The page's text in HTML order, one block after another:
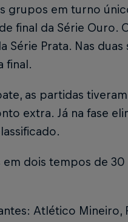
grupos em turno
final da Série
Série Prata. Nas
final.
as partidas
extra. Já na fase
dois tempos de
Atlético Mineiro,